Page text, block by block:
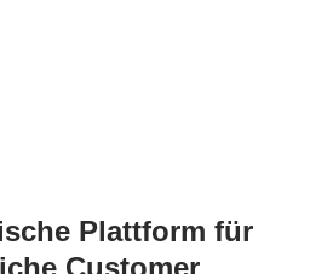
Plattform für
Customer